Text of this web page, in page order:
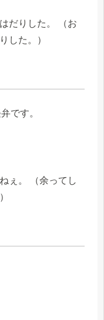
だりした。 （お
した。）
です。
ぇ。 （余ってし